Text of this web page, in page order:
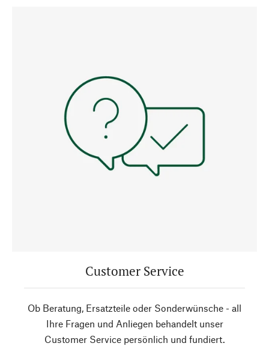
Customer Service
Ob Beratung, Ersatzteile oder Sonderwünsche - all
Ihre Fragen und Anliegen behandelt unser
Customer Service persönlich und fundiert.